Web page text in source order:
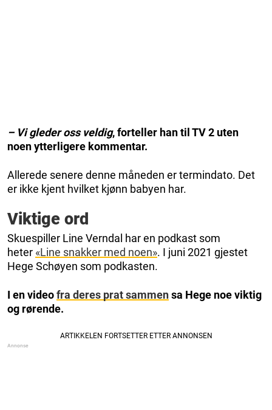
– Vi gleder oss veldig, forteller han til TV 2 uten
noen ytterligere kommentar.
Allerede senere denne måneden er termindato. Det
er ikke kjent hvilket kjønn babyen har.
Viktige ord
Skuespiller Line Verndal har en podkast som
heter «Line snakker med noen». I juni 2021 gjestet
Hege Schøyen som podkasten.
I en videofra deres prat sammensa Hege noe viktig
og rørende.